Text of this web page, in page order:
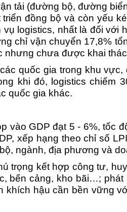
tải (đường bộ, đường
đồng bộ và còn yếu
logistics, nhất là đối với
chỉ vận chuyển 17,8%
nhưng chưa được khai
quốc gia trong khu vực,
khi đó, logistics chiếm
quốc gia khác.
vào GDP đạt 5 - 6%, tốc
xếp hạng theo chỉ số
ngành, địa phương và
trọng kết hợp công tư,
bến cảng, kho bãi…; phát
khích hậu cần bền vững